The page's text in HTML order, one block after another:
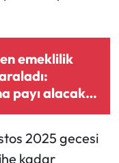
emeklilik
araladı:
payı alacak
belli oldu
2025 gecesi
kadar